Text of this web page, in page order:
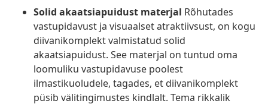
Solid akaatsiapuidust materjal Rõhutades
vastupidavust ja visuaalset atraktiivsust, on kogu
diivanikomplekt valmistatud solid
akaatsiapuidust. See materjal on tuntud oma
loomuliku vastupidavuse poolest
ilmastikuoludele, tagades, et diivanikomplekt
püsib välitingimustes kindlalt. Tema rikkalik